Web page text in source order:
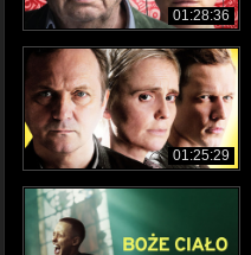
01:28:36
01:25:29